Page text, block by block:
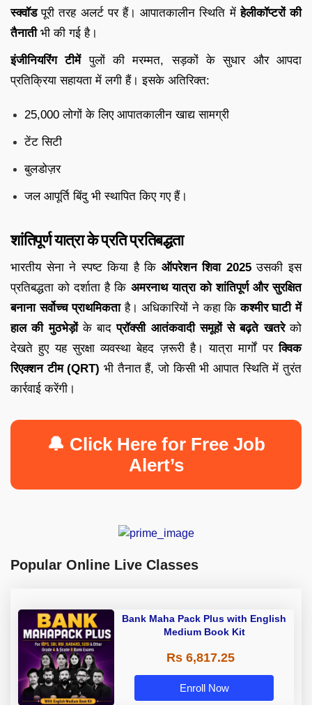
स्क्वॉडपूरी तरह अलर्ट पर हैं। आपातकालीन स्थिति मेंहेलीकॉप्टरों की
तैनातीभी की गई है।
इंजीनियरिंग टीमेंपुलों की मरम्मत, सड़कों के सुधार और आपदा
प्रतिक्रिया सहायता में लगी हैं। इसके अतिरिक्त:
25,000 लोगों के लिए आपातकालीन खाद्य सामग्री
टेंट सिटी
बुलडोज़र
जल आपूर्ति बिंदु भी स्थापित किए गए हैं।
शांतिपूर्ण यात्रा के प्रति प्रतिबद्धता
भारतीय सेना ने स्पष्ट किया है कि ऑपरेशन शिवा 2025उसकी इस
प्रतिबद्धता को दर्शाता है कि अमरनाथ यात्रा को शांतिपूर्ण और सुरक्षित
बनाना सर्वोच्च प्राथमिकताहै। अधिकारियों ने कहा किकश्मीर घाटी में
हाल की मुठभेड़ोंके बादप्रॉक्सी आतंकवादी समूहों से बढ़ते खतरेको
देखते हुए यह सुरक्षा व्यवस्था बेहद ज़रूरी है। यात्रा मार्गों परक्विक
रिएक्शन टीम (QRT) भी तैनात हैं, जो किसी भी आपात स्थिति में तुरंत
कार्रवाई करेंगी।
🔔 Click Here for Free Job
Alert’s
Popular Online Live Classes
Bank Maha Pack Plus with English
Medium Book Kit
Rs 6,817.25
Enroll Now